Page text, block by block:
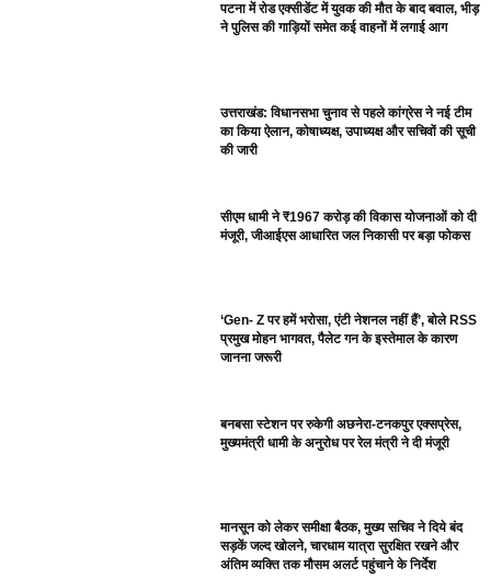
पटना में रोड एक्सीडेंट में युवक की मौत के बाद बवाल, भीड़
ने पुलिस की गाड़ियों समेत कई वाहनों में लगाई आग
उत्तराखंड: विधानसभा चुनाव से पहले कांग्रेस ने नई टीम
का किया ऐलान, कोषाध्यक्ष, उपाध्यक्ष और सचिवों की सूची
की जारी
सीएम धामी ने ₹1967 करोड़ की विकास योजनाओं को दी
मंजूरी, जीआईएस आधारित जल निकासी पर बड़ा फोकस
‘Gen- Z पर हमें भरोसा, एंटी नेशनल नहीं हैं’, बोले RSS
प्रमुख मोहन भागवत, पैलेट गन के इस्तेमाल के कारण
जानना जरूरी
बनबसा स्टेशन पर रुकेगी अछनेरा-टनकपुर एक्सप्रेस,
मुख्यमंत्री धामी के अनुरोध पर रेल मंत्री ने दी मंजूरी
मानसून को लेकर समीक्षा बैठक, मुख्य सचिव ने दिये बंद
सड़कें जल्द खोलने, चारधाम यात्रा सुरक्षित रखने और
अंतिम व्यक्ति तक मौसम अलर्ट पहुंचाने के निर्देश